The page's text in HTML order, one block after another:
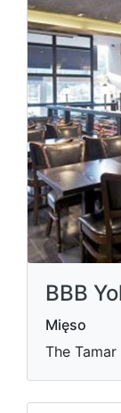
BBB
Mięso
The